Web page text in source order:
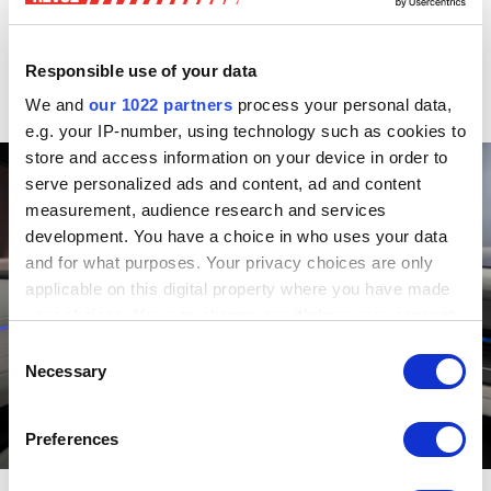
Responsible use of your data
We and our 1022 partners process your personal data,
e.g. your IP-number, using technology such as cookies to
store and access information on your device in order to
serve personalized ads and content, ad and content
measurement, audience research and services
development. You have a choice in who uses your data
and for what purposes. Your privacy choices are only
applicable on this digital property where you have made
the Privacy trigger icon.
Collect information about your geographical location
Selection
Necessary
Preferences
Platzangebot fürstlich, wie wir bei einer ersten
gibt es sogar elektrisch verstellbare Liegesessel, für
diese Klasse ein aussergewöhnliches Luxusfeature.